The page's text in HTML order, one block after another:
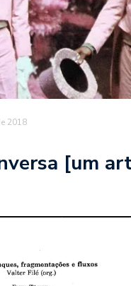
2018
[um